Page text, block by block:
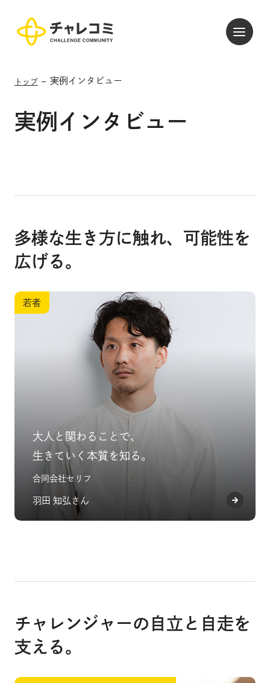
チャレコミとは
プロジェクト
トップ 実例インタビュー
実例インタビュー
多様な生き方に触れ、可能性を
広げる。
若者
大人と関わることで、
生きていく本質を知る。
合同会社セリフ
羽田 知弘さん
チャレンジャーの自立と自走を
支える。